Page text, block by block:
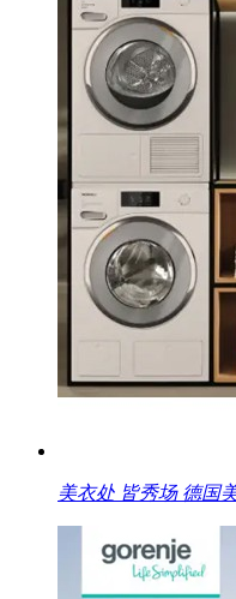
美衣处 皆秀场 德国